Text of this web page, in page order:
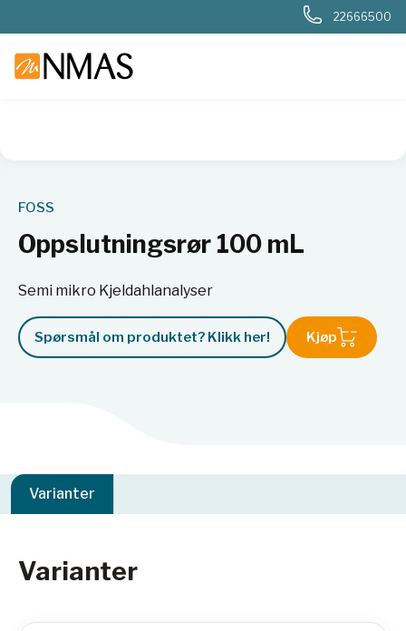
22666500
FOSS
Oppslutningsrør 100 mL
Semi mikro Kjeldahlanalyser
Spørsmål om produktet? Klikk her! Kjøp
Varianter
Varianter